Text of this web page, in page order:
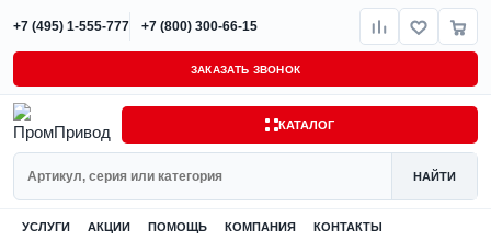
+7 (495) 1-555-777 +7 (800) 300-66-15
ЗАКАЗАТЬ ЗВОНОК
КАТАЛОГ
НАЙТИ
УСЛУГИ АКЦИИ ПОМОЩЬ КОМПАНИЯ КОНТАКТЫ